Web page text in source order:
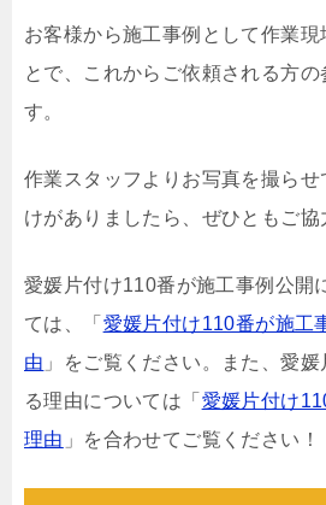
お客様から施工事例として作業現
とで、これからご依頼される方の
す。
作業スタッフよりお写真を撮ら
けがありましたら、ぜひともご協
愛媛片付け110番が施工事例公開
ては、「 愛媛片付け110番が施工
由 」をご覧ください。また、愛
る理由については「 愛媛片付け
理由 」を合わせてご覧ください！